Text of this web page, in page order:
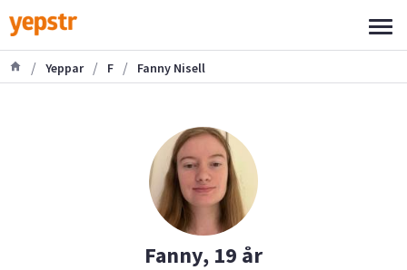
/ Yeppar / F / Fanny Nisell
Fanny, 19 år